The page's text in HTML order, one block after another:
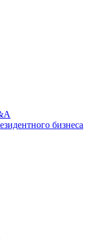
бизнеса